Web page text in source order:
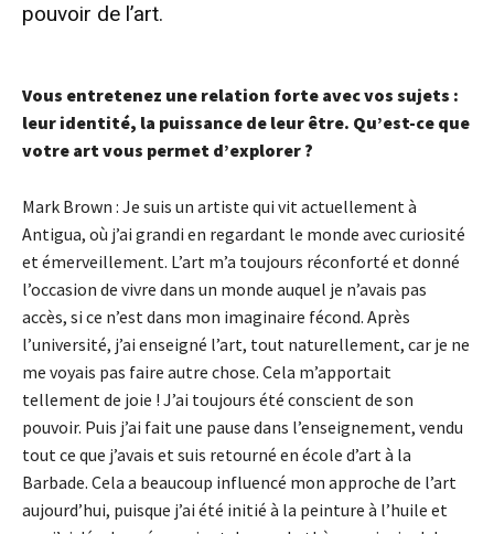
pouvoir de l’art.
Vous entretenez une relation forte avec vos sujets :
leur identité, la puissance de leur être. Qu’est-ce que
votre art vous permet d’explorer ?
Mark Brown : Je suis un artiste qui vit actuellement à
Antigua, où j’ai grandi en regardant le monde avec curiosité
et émerveillement. L’art m’a toujours réconforté et donné
l’occasion de vivre dans un monde auquel je n’avais pas
accès, si ce n’est dans mon imaginaire fécond. Après
l’université, j’ai enseigné l’art, tout naturellement, car je ne
me voyais pas faire autre chose. Cela m’apportait
tellement de joie ! J’ai toujours été conscient de son
pouvoir. Puis j’ai fait une pause dans l’enseignement, vendu
tout ce que j’avais et suis retourné en école d’art à la
Barbade. Cela a beaucoup influencé mon approche de l’art
aujourd’hui, puisque j’ai été initié à la peinture à l’huile et